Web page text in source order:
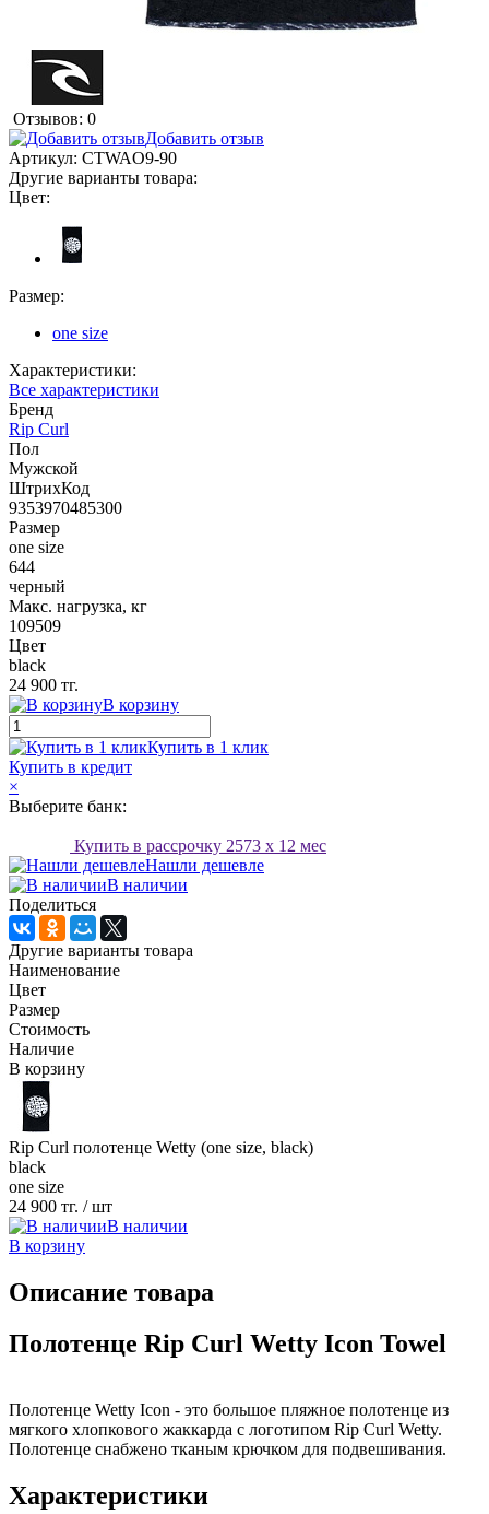
Отзывов: 0
Добавить отзыв
Артикул: CTWAO9-90
Другие варианты товара:
Цвет:
Размер:
one size
Характеристики:
Все характеристики
Бренд
Rip Curl
Пол
Мужской
ШтрихКод
9353970485300
Размер
one size
644
черный
Макс. нагрузка, кг
109509
Цвет
black
24 900 тг.
В корзину
Купить в 1 клик
Купить в кредит
×
Выберите банк:
Купить в рассрочку 2573 x 12 мес
Нашли дешевле
В наличии
Поделиться
Другие варианты товара
Наименование
Цвет
Размер
Стоимость
Наличие
В корзину
Rip Curl полотенце Wetty (one size, black)
black
one size
24 900 тг. / шт
В наличии
В корзину
Описание товара
Полотенце Rip Curl Wetty Icon Towel
Полотенце Wetty Icon - это большое пляжное полотенце из
мягкого хлопкового жаккарда с логотипом Rip Curl Wetty.
Полотенце снабжено тканым крючком для подвешивания.
Характеристики